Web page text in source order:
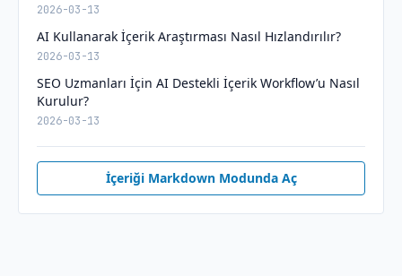
2026-03-13
AI Kullanarak İçerik Araştırması Nasıl Hızlandırılır?
2026-03-13
SEO Uzmanları İçin AI Destekli İçerik Workflow’u Nasıl
Kurulur?
2026-03-13
İçeriği Markdown Modunda Aç